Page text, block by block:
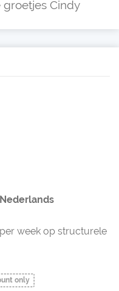
groetjes Cindy
Nederlands
week op structurele
only